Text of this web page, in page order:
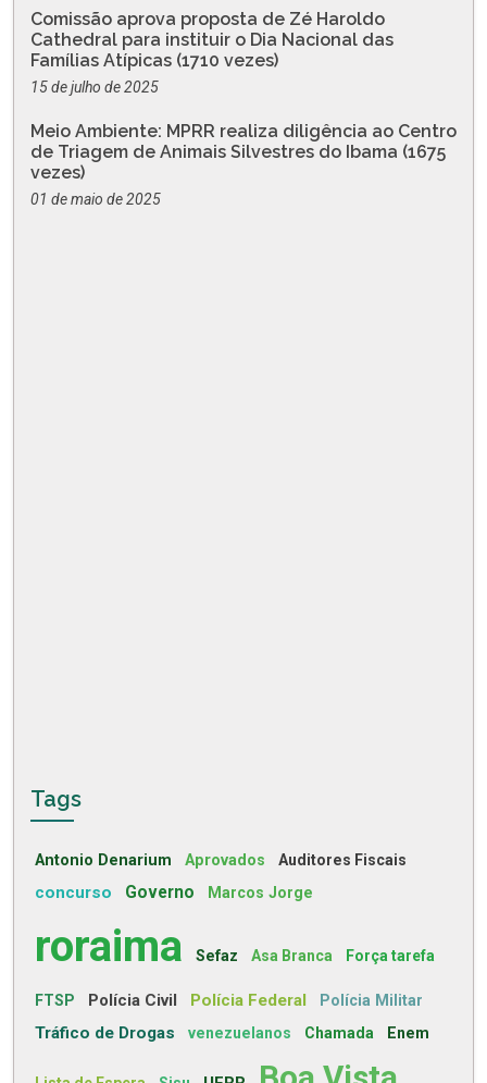
Comissão aprova proposta de Zé Haroldo
Cathedral para instituir o Dia Nacional das
Famílias Atípicas (1710 vezes)
15 de julho de 2025
Meio Ambiente: MPRR realiza diligência ao Centro
de Triagem de Animais Silvestres do Ibama (1675
vezes)
01 de maio de 2025
Tags
Antonio Denarium Aprovados Auditores Fiscais
concurso Governo Marcos Jorge
roraima Sefaz Asa Branca Força tarefa
FTSP Polícia Civil Polícia Federal Polícia Militar
Tráfico de Drogas venezuelanos Chamada Enem